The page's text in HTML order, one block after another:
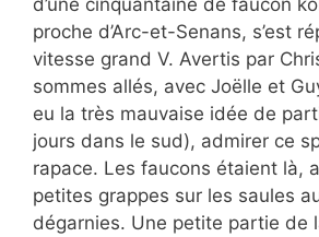
proche d’Arc-et-Senans, s’est
vitesse grand V. Avertis par
sommes allés, avec Joëlle et
eu la très mauvaise idée de
jours dans le sud), admirer ce
rapace. Les faucons étaient là,
petites grappes sur les saules
dégarnies. Une petite partie de